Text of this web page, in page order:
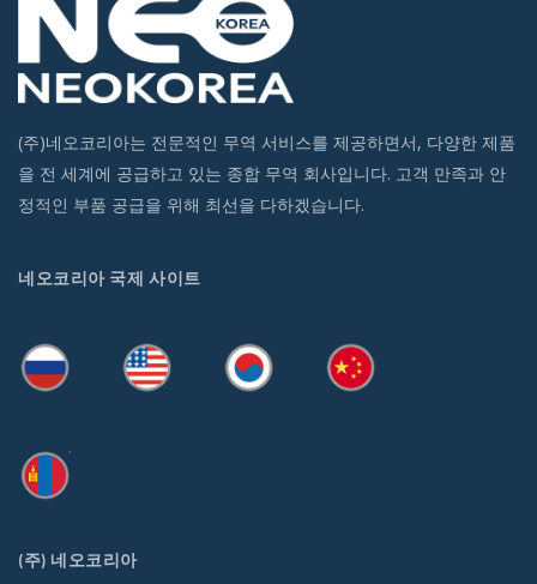
(주)네오코리아는 전문적인 무역 서비스를 제공하면서, 다양한 제품
을 전 세계에 공급하고 있는 종합 무역 회사입니다. 고객 만족과 안
정적인 부품 공급을 위해 최선을 다하겠습니다.
네오코리아 국제 사이트
(주) 네오코리아